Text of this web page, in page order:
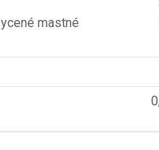
mastné